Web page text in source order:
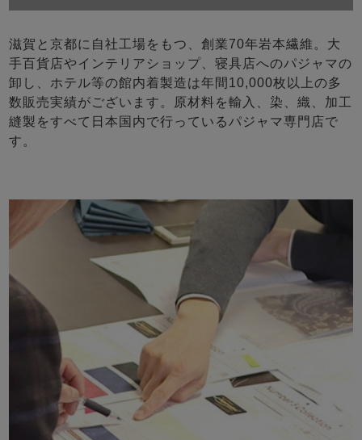
滋賀と京都に自社工場をもつ、創業70年岩本繊維。大
手百貨店やインテリアショップ、寝具店へのパジャマの
卸し、ホテル等の館内着製造は年間10,000枚以上の多
数販売実績がございます。原材料を輸入、染、織、加工
縫製をすべて日本国内で行っているパジャマ専門店で
す。